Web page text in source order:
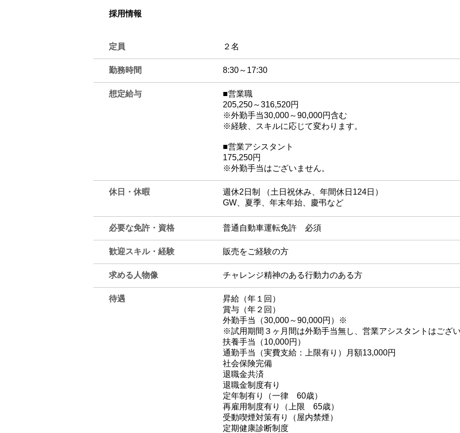
採用情報
定員 ２名
勤務時間 8:30～17:30
想定給与
■営業職
205,250～316,520円
​※外勤手当30,000～90,000円含む
​※経験、スキルに応じて変わります。
■営業アシスタント
175,250円
​※外勤手当はございません。
休日・休暇
週休2日制 （土日祝休み、年間休日124日）
GW、夏季、年末年始、慶弔など
必要な免許・資格 普通自動車運転免許 必須
歓迎スキル・経験 販売をご経験の方
求める人物像 チャレンジ精神のある行動力のある方
待遇
昇給（年１回）
​賞与（年２回）
外勤手当（30,000～90,000円）※
※試用期間３ヶ月間は外勤手当無し、営業アシスタントはござい
扶養手当（10,000円）
通勤手当（実費支給：上限有り）月額13,000円
社会保険完備
退職金共済
退職金制度有り
定年制有り（一律 60歳）
再雇用制度有り（上限 65歳）
​受動喫煙対策有り（屋内禁煙）
​定期健康診断制度